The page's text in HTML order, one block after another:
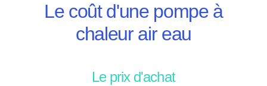
Le coût d'une pompe à
chaleur air eau
Le prix d'achat